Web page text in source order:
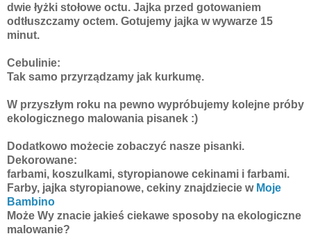
dwie łyżki stołowe octu. Jajka przed gotowaniem
odtłuszczamy octem. Gotujemy jajka w wywarze 15
minut.
Cebulinie:
Tak samo przyrządzamy jak kurkumę.
W przyszłym roku na pewno wypróbujemy kolejne próby
ekologicznego malowania pisanek :)
Dodatkowo możecie zobaczyć nasze pisanki.
Dekorowane:
farbami, koszulkami, styropianowe cekinami i farbami.
Farby, jajka styropianowe, cekiny znajdziecie w Moje
Bambino
Może Wy znacie jakieś ciekawe sposoby na ekologiczne
malowanie?